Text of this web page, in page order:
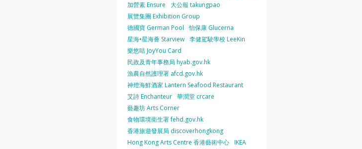
加營素 Ensure
大公報 takungpao
展覽集團 Exhibition Group
德國寶 German Pool
怡保康 Glucerna
星海•星海薈 Starview 李健駕駛學校 LeeKin
樂悠咭 JoyYou Card
民政及青年事務局 hyab.gov.hk
漁農自然護理署 afcd.gov.hk
神燈海鮮酒家 Lantern Seafood Restaurant
艾詩 Enchanteur 華潤堂 crcare
藝趣坊 Arts Corner
食物環境衛生署 fehd.gov.hk
香港旅遊發展局 discoverhongkong
Hong Kong Arts Centre 香港藝術中心 IKEA